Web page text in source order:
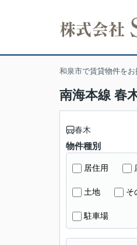
和泉市で賃貸物件を
南海本線 春
春木
物件種別
居住用
土地 そ
駐車場